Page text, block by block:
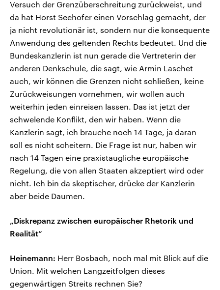
Versuch der Grenzüberschreitung zurückweist, und
da hat Horst Seehofer einen Vorschlag gemacht, der
ja nicht revolutionär ist, sondern nur die konsequente
Anwendung des geltenden Rechts bedeutet. Und die
Bundeskanzlerin ist nun gerade die Vertreterin der
anderen Denkschule, die sagt, wie Armin Laschet
auch, wir können die Grenzen nicht schließen, keine
Zurückweisungen vornehmen, wir wollen auch
weiterhin jeden einreisen lassen. Das ist jetzt der
schwelende Konflikt, den wir haben. Wenn die
Kanzlerin sagt, ich brauche noch 14 Tage, ja daran
soll es nicht scheitern. Die Frage ist nur, haben wir
nach 14 Tagen eine praxistaugliche europäische
Regelung, die von allen Staaten akzeptiert wird oder
nicht. Ich bin da skeptischer, drücke der Kanzlerin
aber beide Daumen.
„Diskrepanz zwischen europäischer Rhetorik und
Realität“
Heinemann: Herr Bosbach, noch mal mit Blick auf die
Union. Mit welchen Langzeitfolgen dieses
gegenwärtigen Streits rechnen Sie?